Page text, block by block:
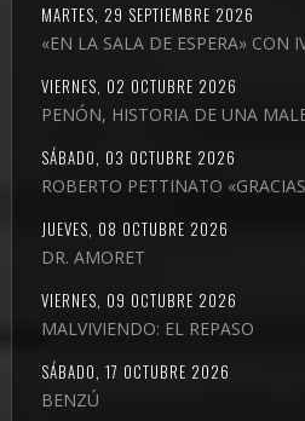
MARTES, 29 SEPTIEMBRE 2026
«EN LA SALA DE ESPERA» CON
VIERNES, 02 OCTUBRE 2026
PENÓN, HISTORIA DE UNA
SÁBADO, 03 OCTUBRE 2026
ROBERTO PETTINATO
JUEVES, 08 OCTUBRE 2026
DR. AMORET
VIERNES, 09 OCTUBRE 2026
MALVIVIENDO: EL REPASO
SÁBADO, 17 OCTUBRE 2026
BENZÚ